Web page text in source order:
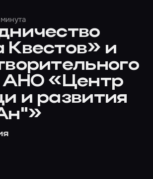
минута
и
АНО «Центр
и развития